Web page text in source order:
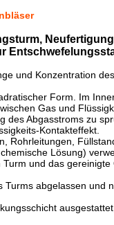
Neufertigung
und Konzentration
Form. Im
Gas und
Abgasstroms zu
Kontakteffekt.
Rohrleitungen,
Lösung)
und das
abgelassen und